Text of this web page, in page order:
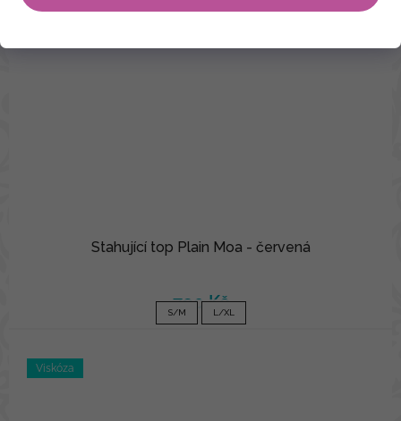
Stahující top Plain Moa - červená
790 Kč
S/M L/XL
Viskóza